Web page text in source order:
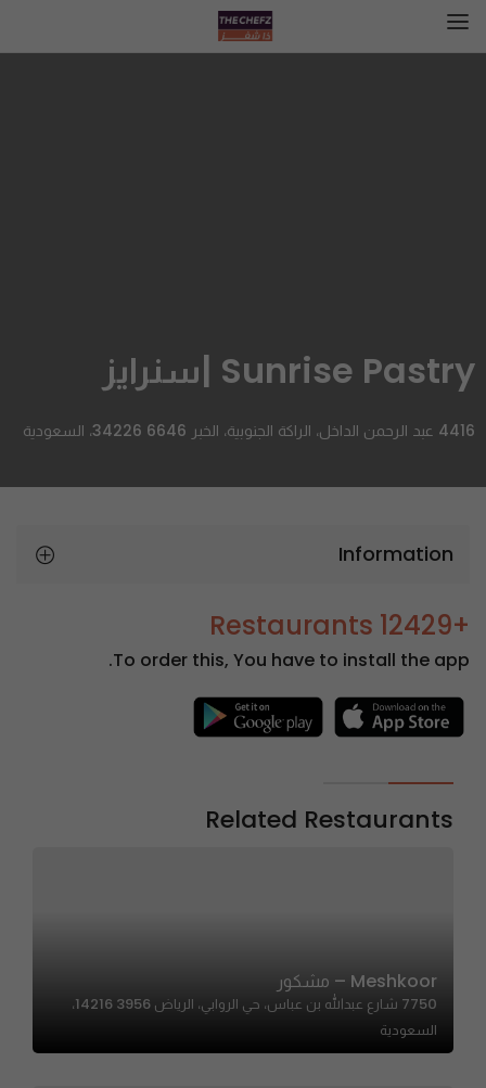
Sunrise Pastry |سنرايز
4416 عبد الرحمن الداخل، الراكة الجنوبية، الخبر 34226 6646، السعودية
Information
+12429 Restaurants
To order this, You have to install the app.
Related Restaurants
Meshkoor – مشكور
7750 شارع عبدالله بن عباس، حي الروابي، الرياض 14216 3956،
السعودية